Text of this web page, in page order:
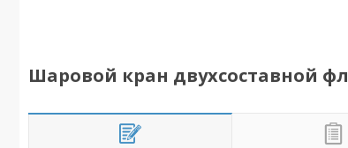
Шаровой кран двухсоставной